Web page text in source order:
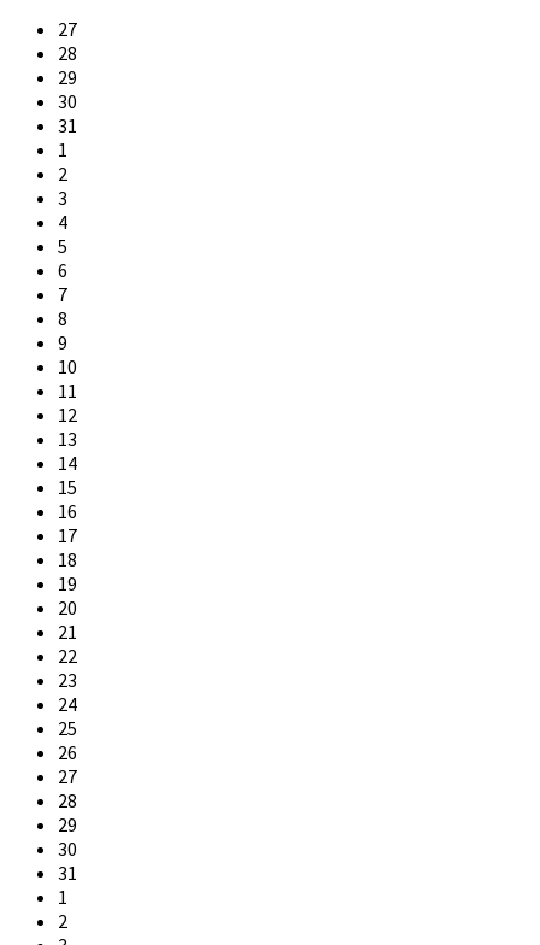
Skip
calendar
days
27
28
29
30
31
1
2
3
4
5
6
7
8
9
10
11
12
13
14
15
16
17
18
19
20
21
22
23
24
25
26
27
28
29
30
31
1
2